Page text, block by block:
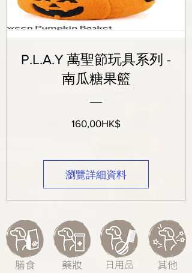
P.L.A.Y 萬聖節玩具系列 -
南瓜糖果籃
160,00HK$價
瀏覽詳細資料
膳食 藥妝 日用品 其他